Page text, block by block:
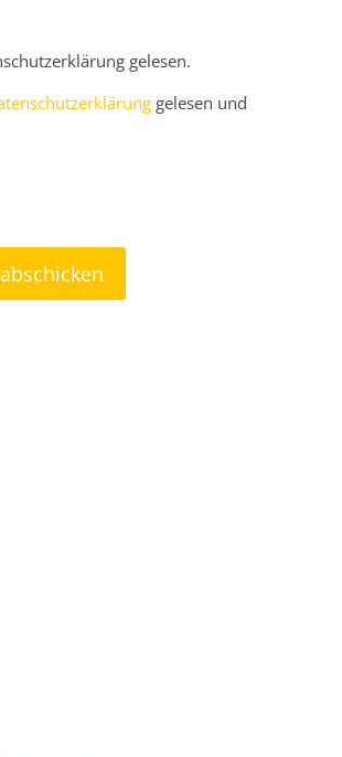
gelesen.
gelesen und